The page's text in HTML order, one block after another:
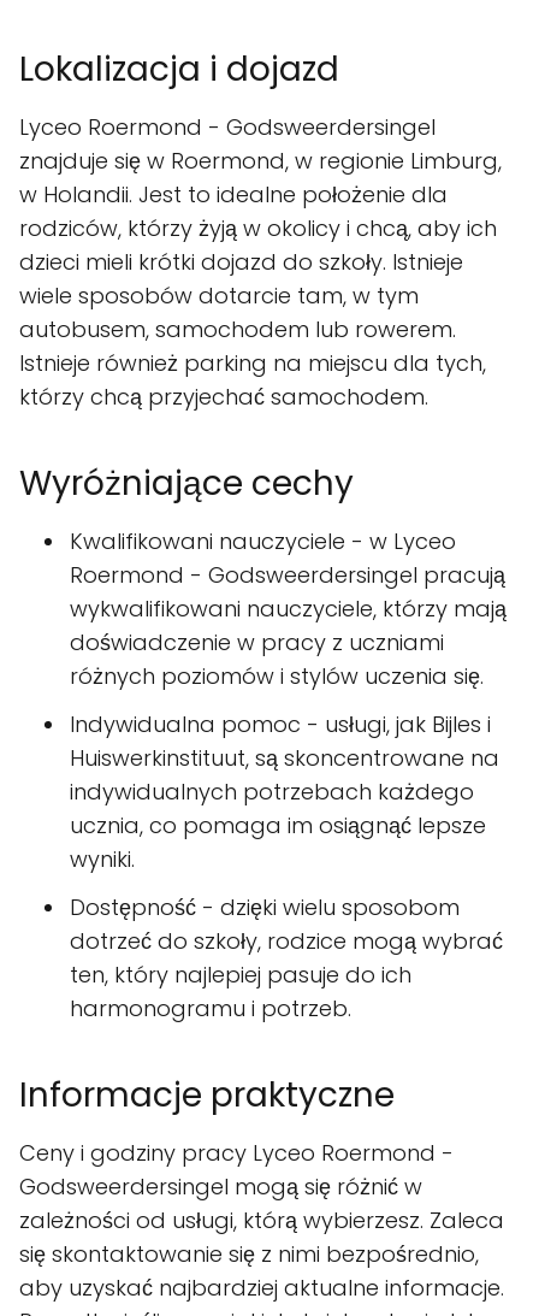
Lokalizacja i dojazd
Lyceo Roermond - Godsweerdersingel
znajduje się w Roermond, w regionie Limburg,
w Holandii. Jest to idealne położenie dla
rodziców, którzy żyją w okolicy i chcą, aby ich
dzieci mieli krótki dojazd do szkoły. Istnieje
wiele sposobów dotarcie tam, w tym
autobusem, samochodem lub rowerem.
Istnieje również parking na miejscu dla tych,
którzy chcą przyjechać samochodem.
Wyróżniające cechy
Kwalifikowani nauczyciele - w Lyceo
Roermond - Godsweerdersingel pracują
wykwalifikowani nauczyciele, którzy mają
doświadczenie w pracy z uczniami
różnych poziomów i stylów uczenia się.
Indywidualna pomoc - usługi, jak Bijles i
Huiswerkinstituut, są skoncentrowane na
indywidualnych potrzebach każdego
ucznia, co pomaga im osiągnąć lepsze
wyniki.
Dostępność - dzięki wielu sposobom
dotrzeć do szkoły, rodzice mogą wybrać
ten, który najlepiej pasuje do ich
harmonogramu i potrzeb.
Informacje praktyczne
Ceny i godziny pracy Lyceo Roermond -
Godsweerdersingel mogą się różnić w
zależności od usługi, którą wybierzesz. Zaleca
się skontaktowanie się z nimi bezpośrednio,
aby uzyskać najbardziej aktualne informacje.